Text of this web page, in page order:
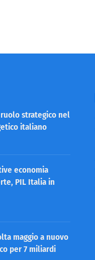
strategico nel
italiano
economia
PIL Italia in
maggio a nuovo
per 7 miliardi